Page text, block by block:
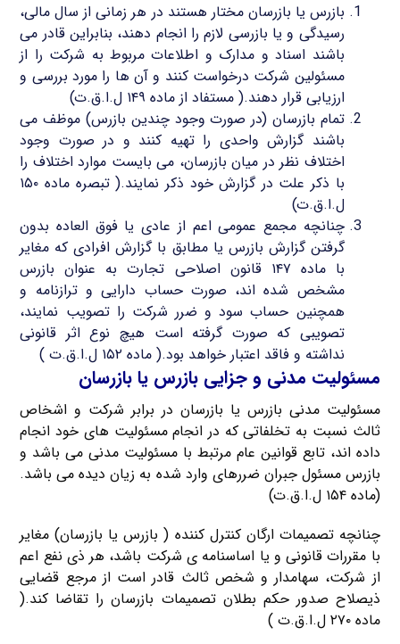
بازرس یا بازرسان مختار هستند در هر زمانی از سال مالی،
رسیدگی و یا بازرسی لازم را انجام دهند، بنابراین قادر می
باشند اسناد و مدارک و اطلاعات مربوط به شرکت را از
مسئولین شرکت درخواست کنند و آن ها را مورد بررسی و
ارزیابی قرار دهند.( مستفاد از ماده ۱۴۹ ل.ا.ق.ت)
تمام بازرسان (در صورت وجود چندین بازرس) موظف می
باشند گزارش واحدی را تهیه کنند و در صورت وجود
اختلاف نظر در میان بازرسان، می بایست موارد اختلاف را
با ذکر علت در گزارش خود ذکر نمایند.( تبصره ماده ۱۵۰
ل.ا.ق.ت)
چنانچه مجمع عمومی اعم از عادی یا فوق العاده بدون
گرفتن گزارش بازرس یا مطابق با گزارش افرادی که مغایر
با ماده ۱۴۷ قانون اصلاحی تجارت به عنوان بازرس
مشخص شده اند، صورت حساب دارایی و ترازنامه و
همچنین حساب سود و ضرر شرکت را تصویب نمایند،
تصویبی که صورت گرفته است هیچ نوع اثر قانونی
نداشته و فاقد اعتبار خواهد بود.( ماده ۱۵۲ ل.ا.ق.ت )
مسئولیت مدنی و جزایی بازرس یا بازرسان
مسئولیت مدنی بازرس یا بازرسان در برابر شرکت و اشخاص
ثالث نسبت به تخلفاتی که در انجام مسئولیت های خود انجام
داده اند، تابع قوانین عام مرتبط با مسئولیت مدنی می باشد و
بازرس مسئول جبران ضررهای وارد شده به زیان دیده می باشد.
(ماده ۱۵۴ ل.ا.ق.ت)
چنانچه تصمیمات ارگان کنترل کننده ( بازرس یا بازرسان) مغایر
با مقررات قانونی و یا اساسنامه ی شرکت باشد، هر ذی نفع اعم
از شرکت، سهامدار و شخص ثالث قادر است از مرجع قضایی
ذیصلاح صدور حکم بطلان تصمیمات بازرسان را تقاضا کند.(
ماده ۲۷۰ ل.ا.ق.ت )